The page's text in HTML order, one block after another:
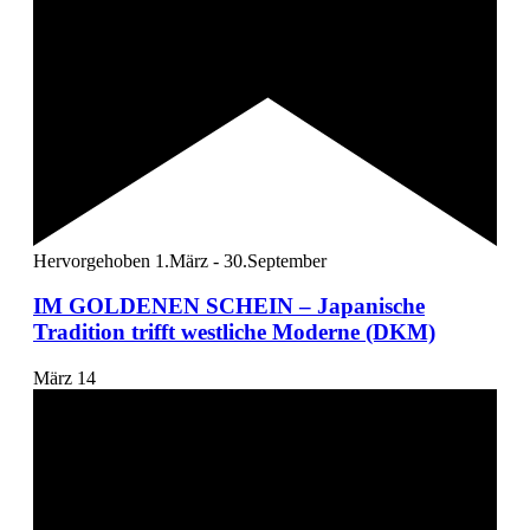
Hervorgehoben 1.März - 30.September
IM GOLDENEN SCHEIN – Japanische
Tradition trifft westliche Moderne (DKM)
März 14